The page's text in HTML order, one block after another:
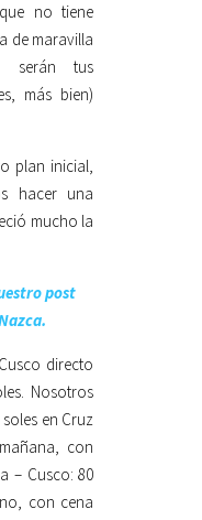
no tiene
de maravilla
serán tus
más bien)
plan inicial,
hacer una
mucho la
post
directo
Nosotros
en Cruz
con
– Cusco: 80
con cena